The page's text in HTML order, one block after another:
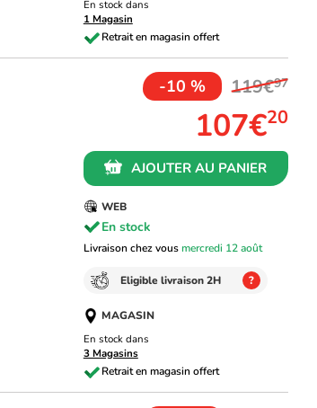
En stock dans
1 Magasin
-10 % 119€97
107€20
AJOUTER AU PANIER
WEB
En stock
Livraison chez vousmercredi 12 août
Eligible livraison 2H ?
MAGASIN
En stock dans
3 Magasins